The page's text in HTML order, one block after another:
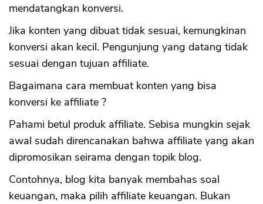
mendatangkan konversi.
Jika konten yang dibuat tidak sesuai, kemungkinan
konversi akan kecil. Pengunjung yang datang tidak
sesuai dengan tujuan affiliate.
Bagaimana cara membuat konten yang bisa
konversi ke affiliate ?
Pahami betul produk affiliate. Sebisa mungkin sejak
awal sudah direncanakan bahwa affiliate yang akan
dipromosikan seirama dengan topik blog.
Contohnya, blog kita banyak membahas soal
keuangan, maka pilih affiliate keuangan. Bukan